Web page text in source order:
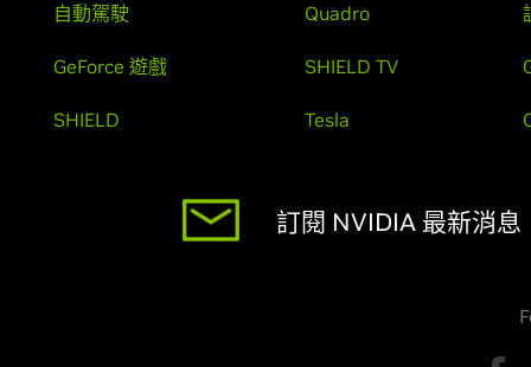
自動駕駛
GeForce 遊戲
SHIELD
Quadro
SHIELD TV
Tesla
訂閱 NVIDIA 最新消息